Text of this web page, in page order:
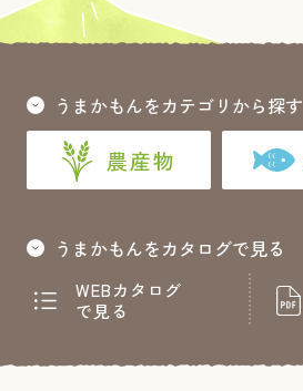
うまかもんをカテゴリから探す
農産物
うまかもんをカタログで見る
WEBカタログ
で見る